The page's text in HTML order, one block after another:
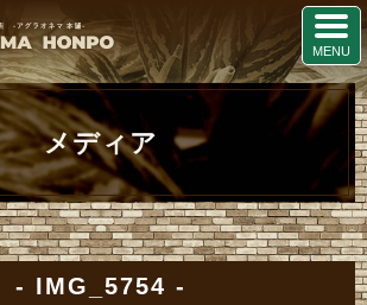
メディア
IMG_5754